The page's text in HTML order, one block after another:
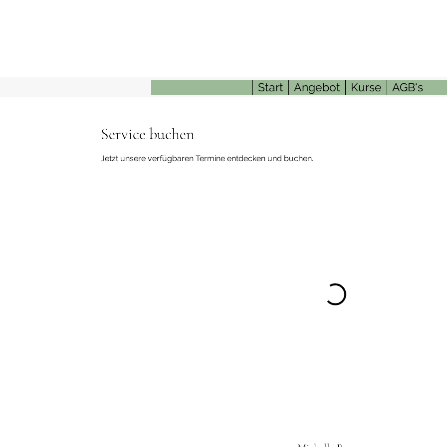
Start Angebot Kurse AGB's
Service buchen
Jetzt unsere verfügbaren Termine entdecken und buchen.